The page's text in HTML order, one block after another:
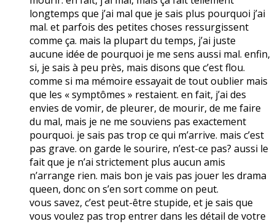
longtemps que j’ai mal que je sais plus pourquoi j’ai
mal. et parfois des petites choses ressurgissent
comme ça. mais la plupart du temps, j’ai juste
aucune idée de pourquoi je me sens aussi mal. enfin,
si, je sais à peu près, mais disons que c’est flou.
comme si ma mémoire essayait de tout oublier mais
que les « symptômes » restaient. en fait, j’ai des
envies de vomir, de pleurer, de mourir, de me faire
du mal, mais je ne me souviens pas exactement
pourquoi. je sais pas trop ce qui m’arrive. mais c’est
pas grave. on garde le sourire, n’est-ce pas? aussi le
fait que je n’ai strictement plus aucun amis
n’arrange rien. mais bon je vais pas jouer les drama
queen, donc on s’en sort comme on peut.
vous savez, c’est peut-être stupide, et je sais que
vous voulez pas trop entrer dans les détail de votre